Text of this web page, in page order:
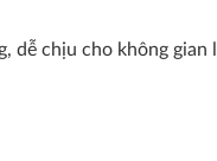
chịu cho không